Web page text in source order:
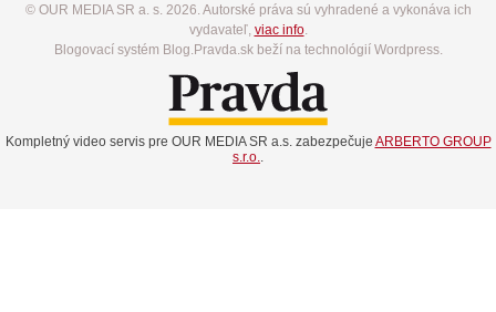
© OUR MEDIA SR a. s. 2026. Autorské práva sú vyhradené a vykonáva ich
vydavateľ, viac info.
Blogovací systém Blog.Pravda.sk beží na technológií Wordpress.
Kompletný video servis pre OUR MEDIA SR a.s. zabezpečuje ARBERTO GROUP
s.r.o.